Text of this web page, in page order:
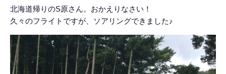
北海道帰りのS原さん。おかえりなさい！
久々のフライトですが、ソアリングできました♪